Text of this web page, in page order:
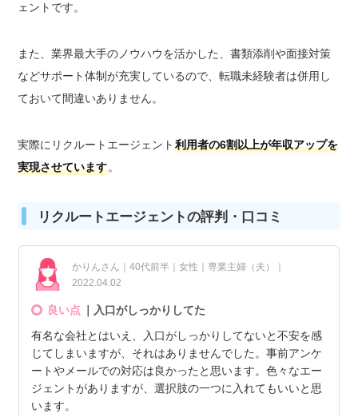
ェントです。
また、業界最大手のノウハウを活かした、書類添削や面接対策
などサポート体制が充実しているので、転職未経験者は併用し
ておいて間違いありません。
実際にリクルートエージェント利用者の6割以上が年収アップを
実現させています。
リクルートエージェントの評判・口コミ
かりんさん｜40代前半｜女性｜専業主婦（夫）｜
2022.04.02
良い点
｜入口がしっかりしてた
有名な会社とはいえ、入口がしっかりしてないと不安を感
じてしまいますが、それはありませんでした。事前アンケ
ートやメールでの対応は良かったと思います。色々なエー
ジェントがありますが、選択肢の一つに入れてもいいと思
います。